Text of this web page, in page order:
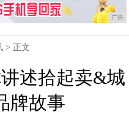
广告
> 正文
述拾起卖&城
牌故事